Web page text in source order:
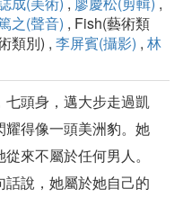
之(聲音) , Fish(藝術類
類別) , 李屏賓(攝影) , 林
七頭身，邁大步走過凱
耀得像一頭美洲豹。她
來不屬於任何男人。
說，她屬於她自己的